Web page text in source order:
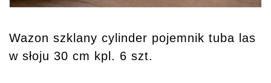
Wazon szklany cylinder pojemnik tuba las
w słoju 30 cm kpl. 6 szt.